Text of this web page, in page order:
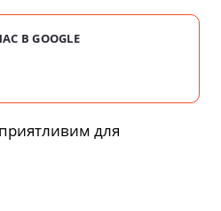
В GOOGLE
для